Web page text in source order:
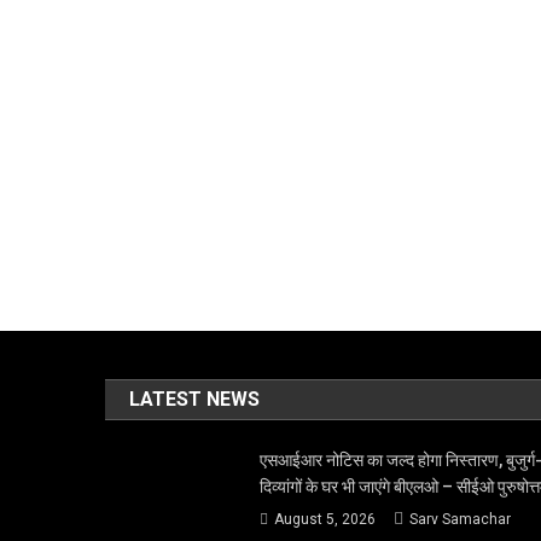
LATEST NEWS
एसआईआर नोटिस का जल्द होगा निस्तारण, बुजुर्ग-
दिव्यांगों के घर भी जाएंगे बीएलओ – सीईओ
August 5, 2026 Sarv Samachar